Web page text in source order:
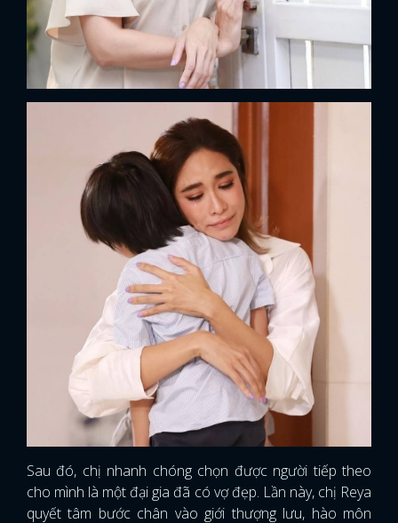
Sau đó, chị nhanh chóng chọn được người tiếp theo
cho mình là một đại gia đã có vợ đẹp. Lần này, chị Reya
quyết tâm bước chân vào giới thượng lưu, hào môn